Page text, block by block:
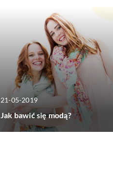
21-05-2019
Jak bawić się modą?